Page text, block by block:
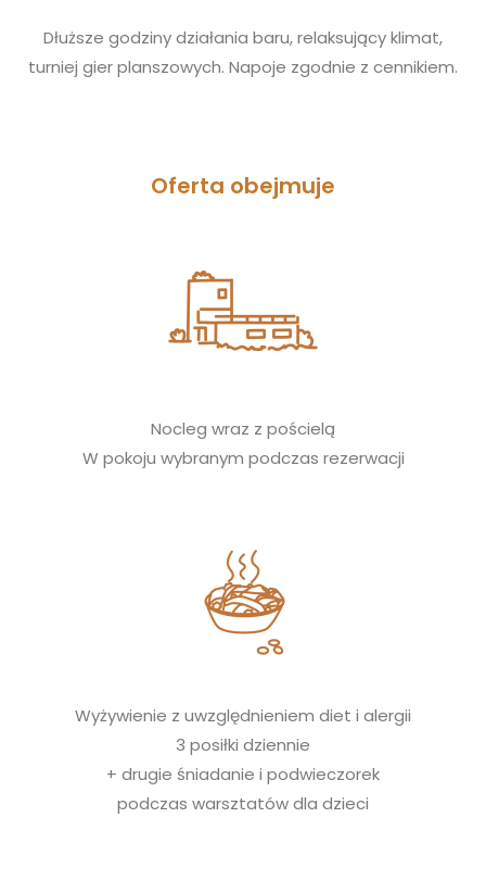
Dłuższe godziny działania baru, relaksujący klimat,
turniej gier planszowych. Napoje zgodnie z cennikiem.
Oferta obejmuje
Nocleg wraz z pościelą
W pokoju wybranym podczas rezerwacji
Wyżywienie z uwzględnieniem diet i alergii
3 posiłki dziennie
+ drugie śniadanie i podwieczorek
podczas warsztatów dla dzieci